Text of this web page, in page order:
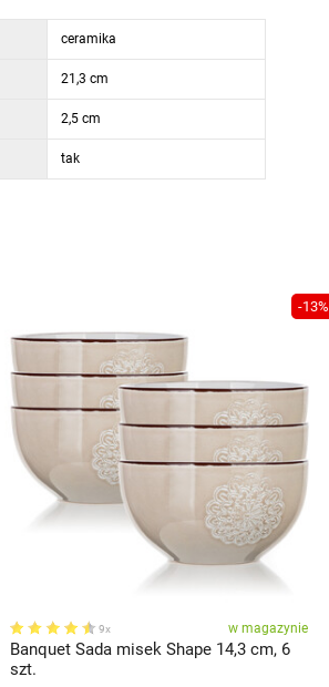
ceramika
21,3 cm
2,5 cm
tak
-13%
9x w magazynie
Banquet Sada misek Shape 14,3 cm, 6
szt.